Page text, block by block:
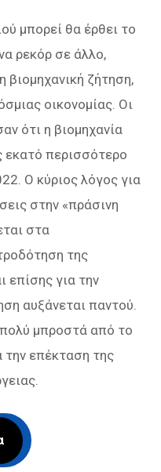
μπορεί θα έρθει το
ρεκόρ σε άλλο,
ζήτηση,
οικονομίας. Οι
ότι η βιομηχανία
εκατό περισσότερο
Ο κύριος λόγος για
στην «πράσινη
στα
της
επίσης για την
αυξάνεται παντού.
πολύ μπροστά από το
επέκταση της